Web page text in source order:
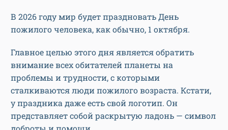
В 2026 году мир будет праздновать День
пожилого человека, как обычно, 1 октября.
Главное целью этого дня является обратить
внимание всех обитателей планеты на
проблемы и трудности, с которыми
сталкиваются люди пожилого возраста. Кстати,
у праздника даже есть свой логотип. Он
представляет собой раскрытую ладонь — символ